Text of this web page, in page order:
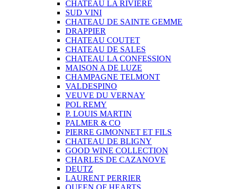
CHATEAU LA RIVIERE
SUD VINI
CHATEAU DE SAINTE GEMME
DRAPPIER
CHATEAU COUTET
CHATEAU DE SALES
CHATEAU LA CONFESSION
MAISON A DE LUZE
CHAMPAGNE TELMONT
VALDESPINO
VEUVE DU VERNAY
POL REMY
P. LOUIS MARTIN
PALMER & CO
PIERRE GIMONNET ET FILS
CHATEAU DE BLIGNY
GOOD WINE COLLECTION
CHARLES DE CAZANOVE
DEUTZ
LAURENT PERRIER
QUEEN OF HEARTS